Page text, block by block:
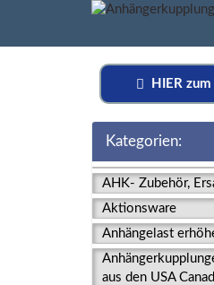
HIER
Kategorien:
AHK- Zubehör,
Aktionsware
Anhängelast
aus den USA